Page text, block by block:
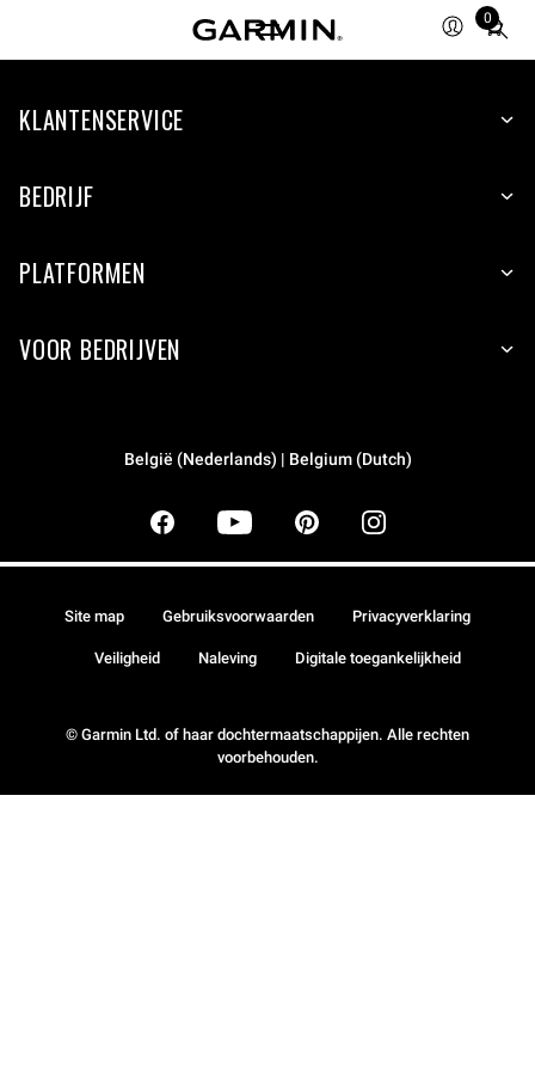
0
Total
items
cart:
KLANTENSERVICE
BEDRIJF
PLATFORMEN
VOOR BEDRIJVEN
België (Nederlands) | Belgium (Dutch)
© Garmin Ltd. of haar dochtermaatschappijen. Alle rechten
voorbehouden.
Site map Gebruiksvoorwaarden Privacyverklaring
Veiligheid Naleving Digitale toegankelijkheid